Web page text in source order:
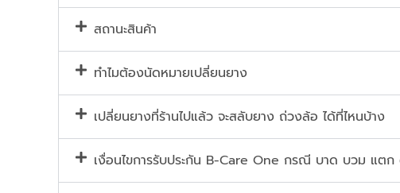
สถานะสินค้า
ทำไมต้องนัดหมายเปลี่ยนยาง
เปลี่ยนยางที่ร้านไปแล้ว จะสลับยาง ถ่วงล้อ ได้ที่ไหนบ้าง
เงื่อนไขการรับประกัน B-Care One กรณี บาด บวม แตก